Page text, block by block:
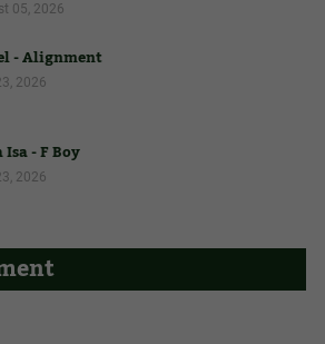
05, 2026
- Alignment
2026
- F Boy
2026